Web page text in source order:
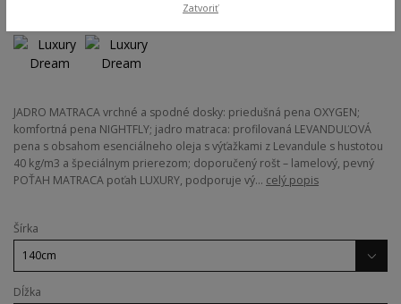
JADRO MATRACA vrchné a spodné dosky: priedušná pena OXYGEN;
komfortná pena NIGHTFLY; jadro matraca: profilovaná LEVANDUĽOVÁ
pena s obsahom esenciálneho oleja s výťažkami z Levandule s hustotou
40 kg/m3 a špeciálnym prierezom; doporučený rošt – lamelový, pevný
POŤAH MATRACA poťah LUXURY, podporuje vý... celý popis
Šírka
Dĺžka
Zatvoriť